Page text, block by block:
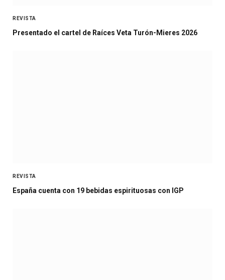
REVISTA
Presentado el cartel de Raíces Veta Turón-Mieres 2026
REVISTA
España cuenta con 19 bebidas espirituosas con IGP